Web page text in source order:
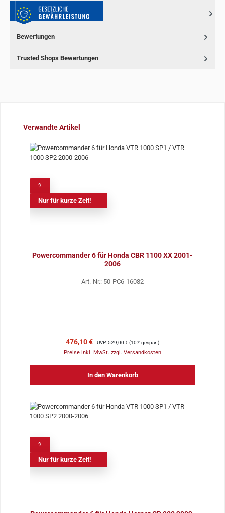
Bewertungen
Trusted Shops Bewertungen
Produktgalerie überspringen
Verwandte Artikel
Nur für kurze Zeit!
Powercommander 6 für Honda CBR 1100 XX 2001-
2006
Art.-Nr.: 50-PC6-16082
Verkaufspreis:
476,10 € Regulärer Preis:
UVP:529,00 €(10% gespart)
Preise inkl. MwSt. zzgl. Versandkosten
In den Warenkorb
Nur für kurze Zeit!